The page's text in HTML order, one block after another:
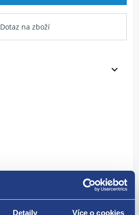
Detaily Více o cookies
Dotaz na zboží